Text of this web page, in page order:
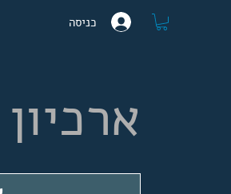
כניסה
ארכיון